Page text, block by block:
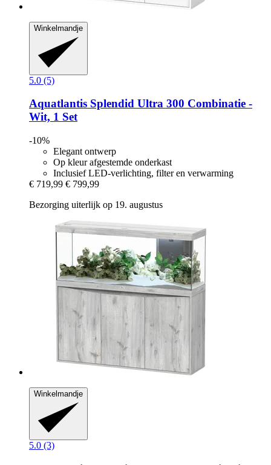
Winkelmandje
5.0 (5)
Aquatlantis Splendid Ultra 300 Combinatie -​
Wit, 1 Set
-10%
Elegant ontwerp
Op kleur afgestemde onderkast
Inclusief LED-verlichting, filter en verwarming
€ 719,99 € 799,99
Bezorging uiterlijk op 19. augustus
Winkelmandje
5.0 (3)